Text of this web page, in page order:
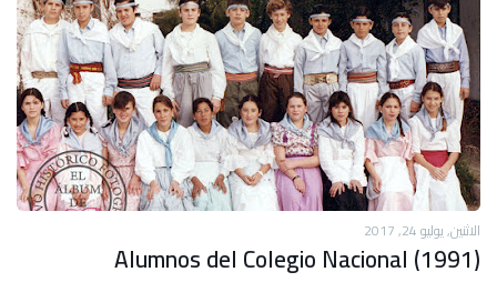
الاثنين, يوليو 24, 2017
Alumnos del Colegio Nacional (1991)